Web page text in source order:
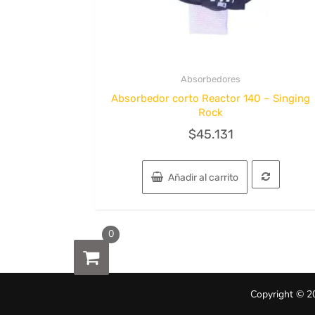
Absorbedores
Absorbedor corto Reactor 140 – Singing
Rock
$45.131
Añadir al carrito
Copyright ©
0